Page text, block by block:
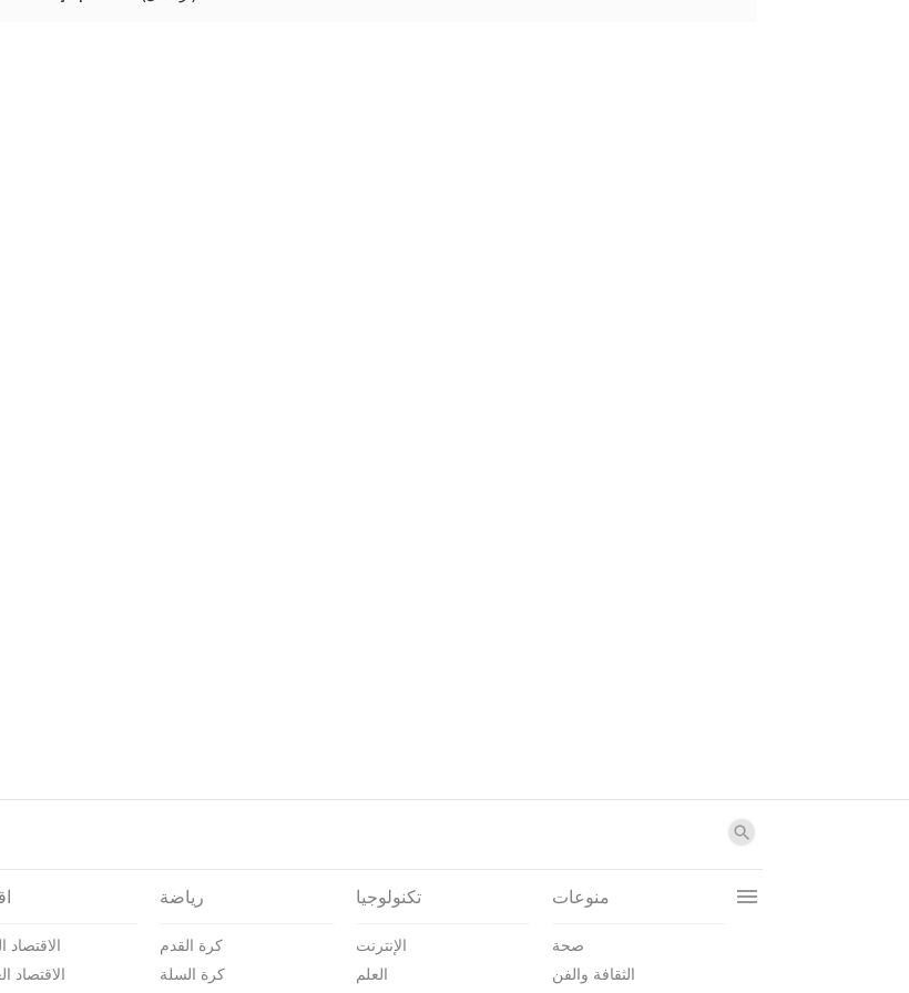
الاقتصاد
الاقتصاد
رياضة
كرة القدم
كرة السلة
تكنولوجيا
الإنترنت
العلم
منوعات
صحة
الثقافة والفن